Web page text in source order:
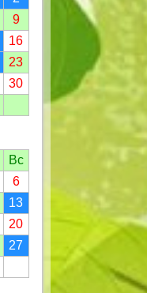
9
16
23
30
Вс
6
13
20
27